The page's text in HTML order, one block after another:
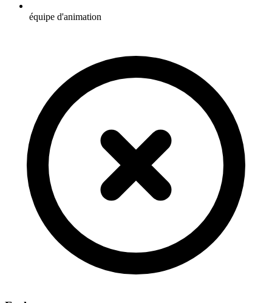
équipe d'animation